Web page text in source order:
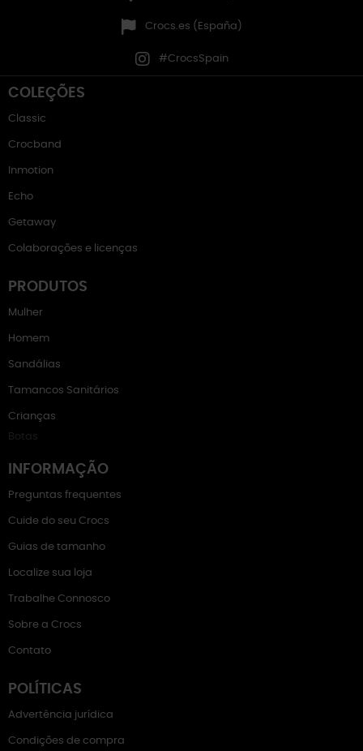
Crocs.es (España)
#CrocsSpain
COLEÇÕES
Classic
Crocband
Inmotion
Echo
Getaway
Colaborações e licenças
PRODUTOS
Mulher
Homem
Sandálias
Tamancos Sanitários
Crianças
Botas
INFORMAÇÃO
Preguntas frequentes
Cuide do seu Crocs
Guias de tamanho
Localize sua loja
Trabalhe Connosco
Sobre a Crocs
Contato
POLÍTICAS
Advertência jurídica
Condições de compra